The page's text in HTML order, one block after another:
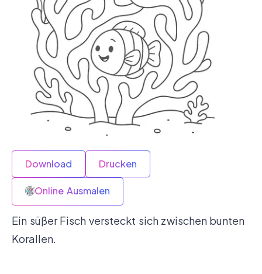
Download Drucken
Online Ausmalen
Ein süßer Fisch versteckt sich zwischen bunten
Korallen.